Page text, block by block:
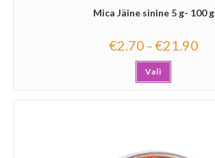
Mica Jäine sinine 5 g- 100 g
€2.70 –€21.90
Vali